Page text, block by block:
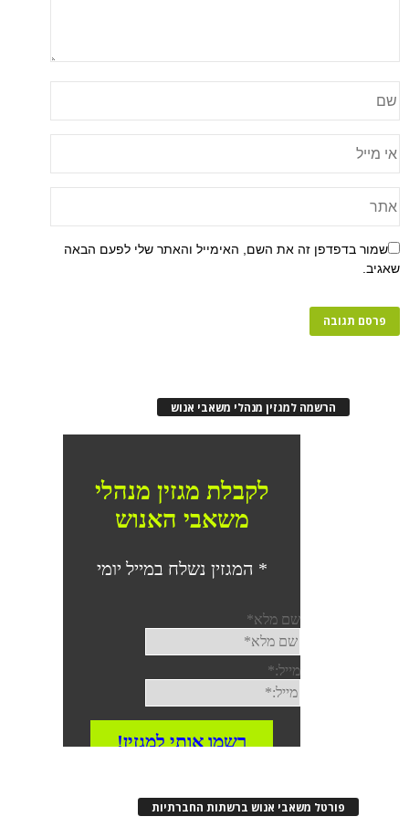
שמור בדפדפן זה את השם, האימייל והאתר שלי לפעם הבאה
שאגיב.
הרשמה למגזין מנהלי משאבי אנוש
פורטל משאבי אנוש ברשתות החברתיות